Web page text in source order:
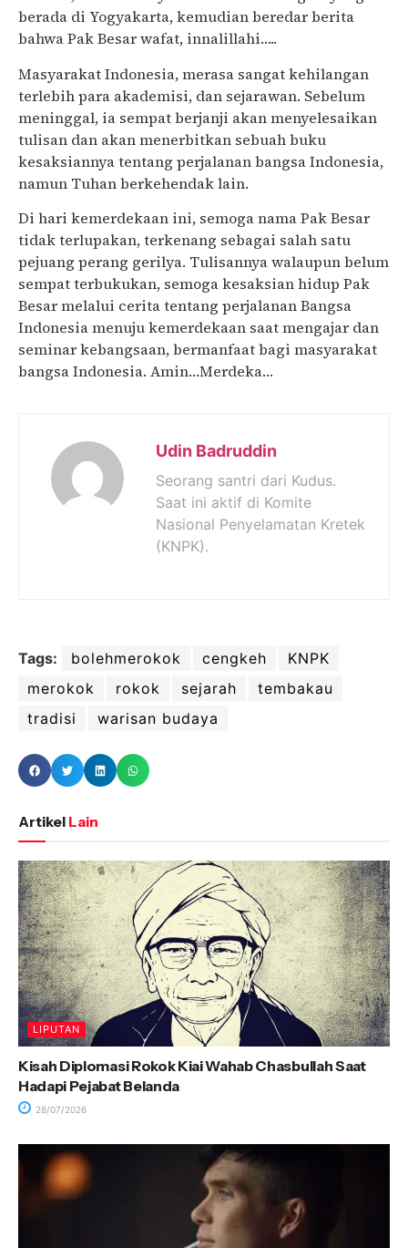
berada di Yogyakarta, kemudian beredar berita
bahwa Pak Besar wafat, innalillahi…..
Masyarakat Indonesia, merasa sangat kehilangan
terlebih para akademisi, dan sejarawan. Sebelum
meninggal, ia sempat berjanji akan menyelesaikan
tulisan dan akan menerbitkan sebuah buku
kesaksiannya tentang perjalanan bangsa Indonesia,
namun Tuhan berkehendak lain.
Di hari kemerdekaan ini, semoga nama Pak Besar
tidak terlupakan, terkenang sebagai salah satu
pejuang perang gerilya. Tulisannya walaupun belum
sempat terbukukan, semoga kesaksian hidup Pak
Besar melalui cerita tentang perjalanan Bangsa
Indonesia menuju kemerdekaan saat mengajar dan
seminar kebangsaan, bermanfaat bagi masyarakat
bangsa Indonesia. Amin…Merdeka…
Udin Badruddin
Seorang santri dari Kudus.
Saat ini aktif di Komite
Nasional Penyelamatan Kretek
(KNPK).
Tags: bolehmerokok cengkeh
KNPK
merokok
rokok sejarah
tembakau
tradisi
warisan budaya
Artikel Lain
LIPUTAN
Kisah Diplomasi Rokok Kiai Wahab Chasbullah Saat
Hadapi Pejabat Belanda
28/07/2026